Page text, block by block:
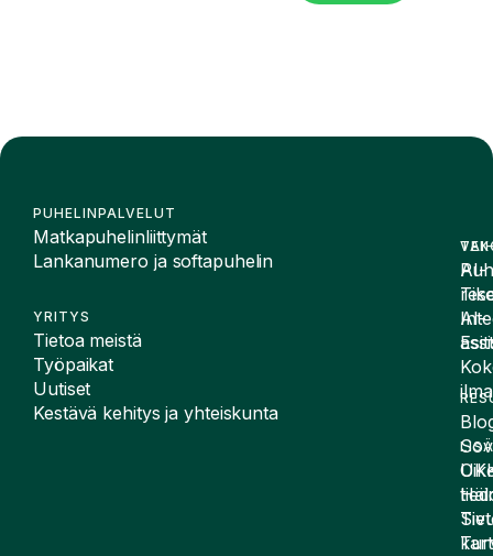
PUHELINPALVELUT
Matkapuhelinliittymät
Lankanumero ja softapuhelin
YRITYS
Tietoa meistä
Työpaikat
Uutiset
Kestävä kehitys ja yhteiskunta
AI-
AI-